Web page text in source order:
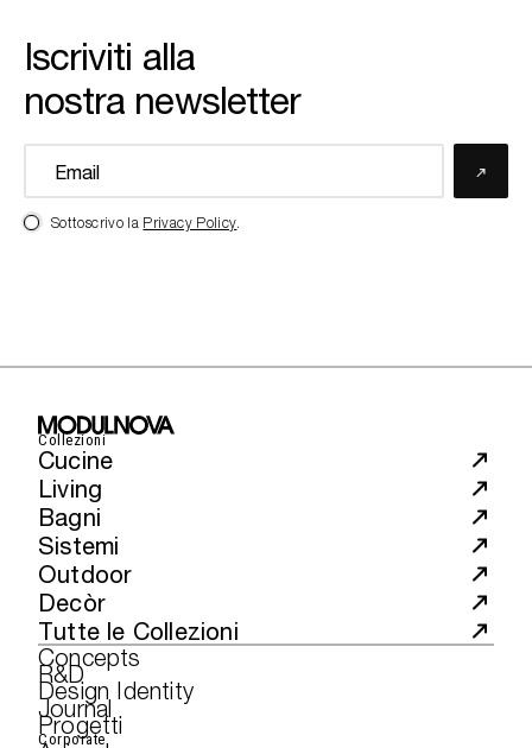
Iscriviti alla
nostra newsletter
Sottoscrivo la Privacy Policy.
Collezioni
Cucine
Living
Bagni
Sistemi
Outdoor
Decòr
Tutte le Collezioni
Concepts
R&D
Design Identity
Journal
Progetti
Corporate